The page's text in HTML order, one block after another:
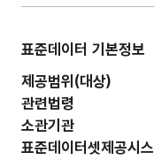
표준데이터 기본정보
제공범위(대상)
관련법령
소관기관
표준데이터셋제공시스